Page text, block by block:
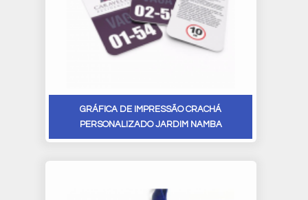
GRÁFICA DE IMPRESSÃO CRACHÁ
PERSONALIZADO JARDIM NAMBA